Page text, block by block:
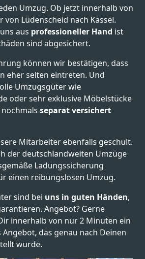
Umzug. Ob jetzt innerhalb von
von Lüdenscheid nach Kassel.
aus professioneller Hand ist
sind abgesichert.
können wir bestätigen, dass
eher selten eintreten. Und
Umzugsgüter wie
oder sehr exklusive Möbelstücke
separat versichert
Mitarbeiter ebenfalls geschult.
der deutschlandweiten Umzüge
Ladungssicherung
einen reibungslosen Umzug.
sind bei uns in guten Händen,
Angebot? Gerne
innerhalb von nur 2 Minuten ein
das genau nach Deinen
wurde.